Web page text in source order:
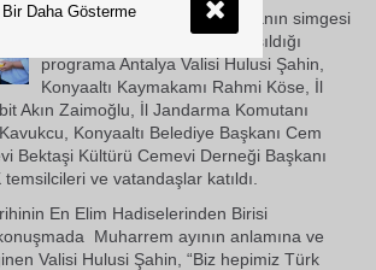
Birlik, beraberlik ve paylaşmanın simgesi
olan aşure lokmasının paylaşıldığı
programa Antalya Valisi Hulusi Şahin,
Konyaaltı Kaymakamı Rahmi Köse, İl
Akın Zaimoğlu, İl Jandarma Komutanı
Konyaaltı Belediye Başkanı Cem
Bektaşi Kültürü Cemevi Derneği Başkanı
ve vatandaşlar katıldı.
En Elim Hadiselerinden Birisi
Muharrem ayının anlamına ve
Valisi Hulusi Şahin, “Biz hepimiz Türk
Bir Daha Gösterme